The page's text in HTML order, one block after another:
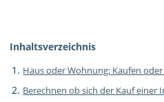
Inhaltsverzeichnis
Haus oder Wohnung: Kaufen
Berechnen ob sich der Kauf